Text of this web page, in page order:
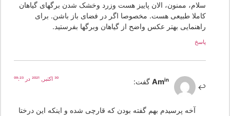
سلام، ممنون، الان پاییز هست وزرد وخشک شدن برگهای گیاهان
کاملا طبیعی هست. مخصوصا اگر در فضای باز باشن. برای
راهنمایی بهتر عکس واضح از گیاهان وبرگها بفرستید.
Amin گفت:
آخه پرسیدم بهم گفته بودن که قارچی شده و اینکه این درختا